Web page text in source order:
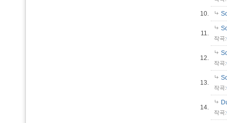
10.
11.
작곡:
12.
작곡:
13.
작곡:
14.
작곡: